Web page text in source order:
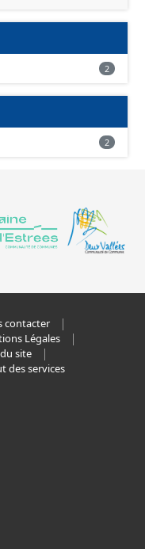
2
2
contacter
Légales
site
des services